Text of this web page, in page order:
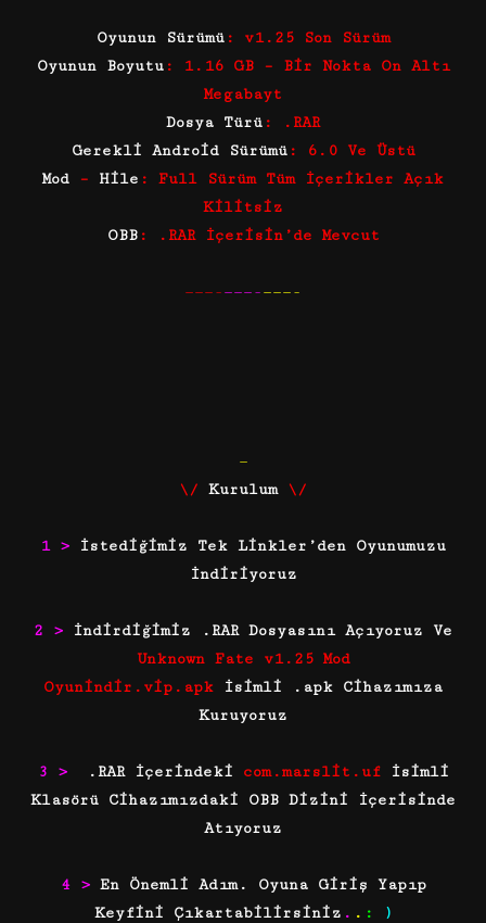
Oyunun Sürümü: v1.25 Son Sürüm
Oyunun Boyutu: 1.16 GB – Bir Nokta On Altı
Megabayt
Dosya Türü : .RAR
Gerekli Android Sürümü: 6.0 Ve Üstü
Mod – Hile : Full Sürüm Tüm İçerikler Açık
Kilitsiz
OBB: .RAR İçerisin’de Mevcut
———-———-———-
—
\/ Kurulum \/
1 > İstediğimiz Tek Linkler’den Oyunumuzu
İndiriyoruz
2 > İndirdiğimiz .RAR Dosyasını Açıyoruz Ve
Unknown Fate v1.25 Mod
Oyunindir.vip.apk
İsimli .apk Cihazımıza
Kuruyoruz
3 > .RAR İçerindeki com.marslit.uf
İsimli
Klasörü Cihazımızdaki OBB Dizini İçerisinde
Atıyoruz
4 > En Önemli Adım. Oyuna Giriş Yapıp
Keyfini Çıkartabilirsiniz . . : )